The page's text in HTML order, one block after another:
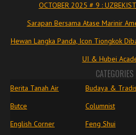
OCTOBER 2025 # 9 :
Sarapan Bersama Atase Marinir
Hewan Langka Panda, Icon Tiongkok
UI & Hubei
CATEGORIES
Berita Tanah Air
Budaya &
Butce
Columnist
English Corner
Feng Shui